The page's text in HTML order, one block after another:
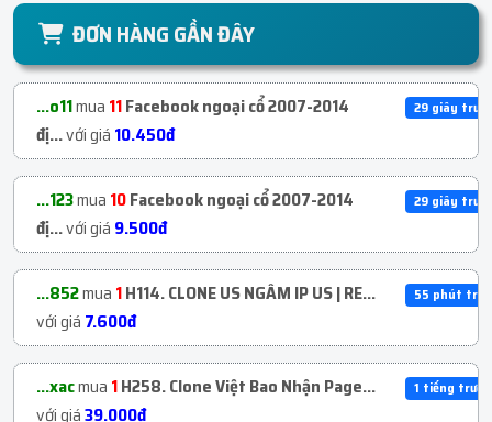
ĐƠN HÀNG GẦN ĐÂY
...o11mua 11Facebook ngoại cổ 2007-2014
đị...với giá 10.450đ
29 giây trước
...123mua 10Facebook ngoại cổ 2007-2014
đị...với giá 9.500đ
29 giây trước
...852mua 1H114. CLONE US NGÂM IP US | RE...
với giá 7.600đ
55 phút
...xacmua 1H258. Clone Việt Bao Nhận Page...
với giá39.000đ
1 tiếng trước